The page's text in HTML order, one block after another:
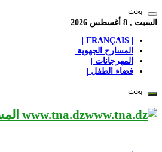
السبت , 8 أغسطس 2026
المسارح الجهوية |
المهرجانات |
فضاء الطفل |
www.tna.dz المسرح الوطني الجزائري مؤسسة ثقافية عريقة تابعة لوزارة الثقافة-الجزائر، يحمل اسم العميد «محي الدين بشطارزي».